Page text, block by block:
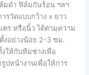
มดำ ฟิล์มกันร้อน ฯลฯ
รวัดแบบกว้าง x ยาว
ตร หรือนิ้ว ได้ตามความ
งอย่างน้อย 2-3 ซม.
ให้กับทีมช่างเพื่อ
ปหน้างานเพื่อให้การ